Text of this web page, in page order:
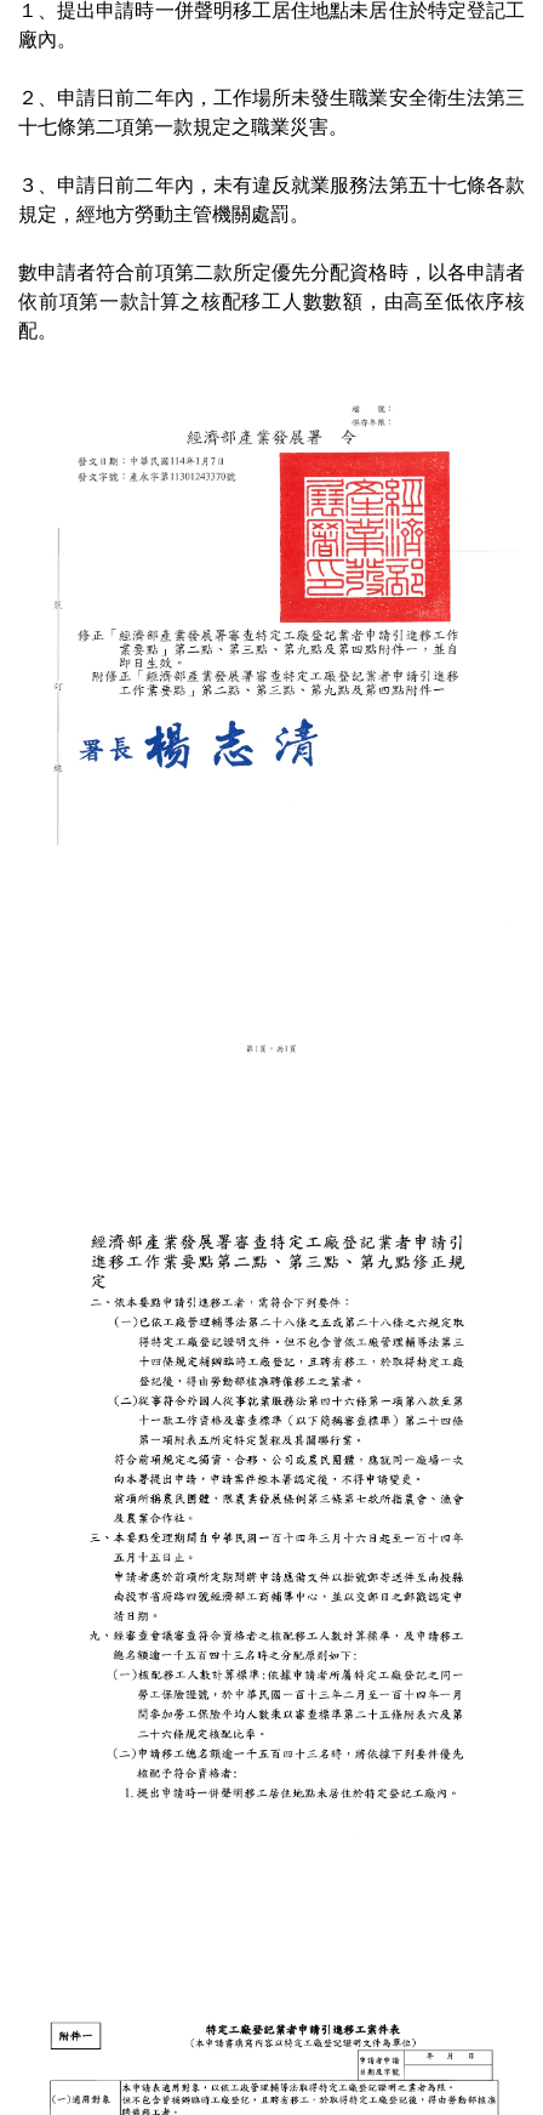
１、提出申請時一併聲明移工居住地點未居住於特定登記工
廠內。
２、申請日前二年內，工作場所未發生職業安全衛生法第三
十七條第二項第一款規定之職業災害。
３、申請日前二年內，未有違反就業服務法第五十七條各款
規定，經地方勞動主管機關處罰。
數申請者符合前項第二款所定優先分配資格時，以各申請者
依前項第一款計算之核配移工人數數額，由高至低依序核
配。